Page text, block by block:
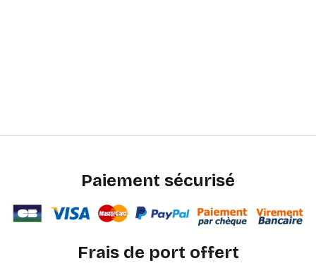
Paiement sécurisé
Frais de port offert